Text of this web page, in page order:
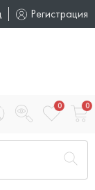
Регистрация
0 0